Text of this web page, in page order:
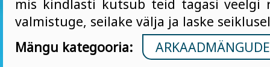
mis kindlasti kutsub teid tagasi veelgi
valmistuge, seilake välja ja laske
Mängu kategooria: